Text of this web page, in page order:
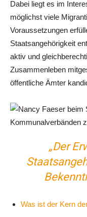
Dabei liegt es im
möglichst viele
Voraussetzungen
Staatsangehörigkeit
aktiv und
Zusammenleben
öffentliche Ämter
„Der
Was ist der Kern